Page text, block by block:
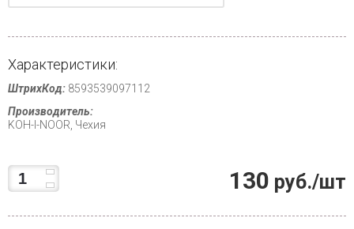
Характеристики:
ШтрихКод: 8593539097112
Производитель:
KOH-I-NOOR, Чехия
130 руб./шт